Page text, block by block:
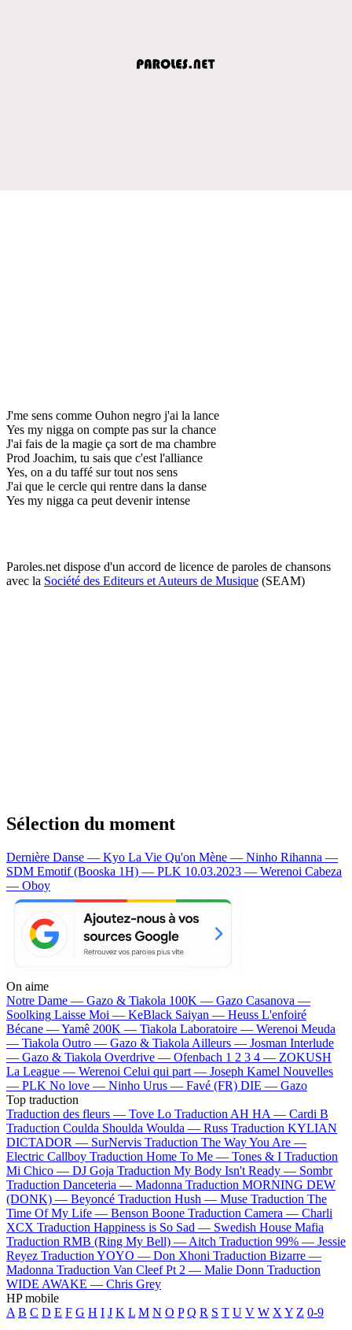
J'me sens comme Ouhon negro j'ai la lance
Yes my nigga on compte pas sur la chance
J'ai fais de la magie ça sort de ma chambre
Prod Joachim, tu sais que c'est l'alliance
Yes, on a du taffé sur tout nos sens
J'ai que le cercle qui rentre dans la danse
Yes my nigga ca peut devenir intense
Paroles.net dispose d'un accord de licence de paroles de chansons
avec la Société des Editeurs et Auteurs de Musique (SEAM)
Sélection du moment
Dernière Danse — Kyo La Vie Qu'on Mène — Ninho Rihanna —
SDM Emotif (Booska 1H) — PLK 10.03.2023 — Werenoi Cabeza
— Oboy
On aime
Notre Dame — Gazo & Tiakola 100K — Gazo Casanova —
Soolking Laisse Moi — KeBlack Saiyan — Heuss L'enfoiré
Bécane —Yamê 200K — Tiakola Laboratoire — Werenoi Meuda
— Tiakola Outro — Gazo & Tiakola Ailleurs — Josman Interlude
— Gazo & Tiakola Overdrive — Ofenbach 1 2 3 4 — ZOKUSH
La League — Werenoi Celui qui part — Joseph Kamel Nouvelles
— PLK No love — Ninho Urus — Favé (FR) DIE — Gazo
Top traduction
Traduction des fleurs — Tove Lo Traduction AH HA — Cardi B
Traduction Coulda Shoulda Woulda — Russ Traduction KYLIAN
DICTADOR — SurNervis Traduction The Way You Are —
Electric Callboy Traduction Home To Me — Tones & I Traduction
Mi Chico — DJ Goja Traduction My Body Isn't Ready — Sombr
Traduction Danceteria — Madonna Traduction MORNING DEW
(DONK) — Beyoncé Traduction Hush — Muse Traduction The
Time Of My Life — Benson Boone Traduction Camera — Charli
XCX Traduction Happiness is So Sad — Swedish House Mafia
Traduction RMB (Ring My Bell) — Aitch Traduction 99% — Jessie
Reyez Traduction YOYO — Don Xhoni Traduction Bizarre —
Madonna Traduction Van Cleef Pt 2 — Malie Donn Traduction
WIDE AWAKE — Chris Grey
HP mobile
A B C D E F G H I J K L M N O P Q R S T U V W X Y Z 0-9